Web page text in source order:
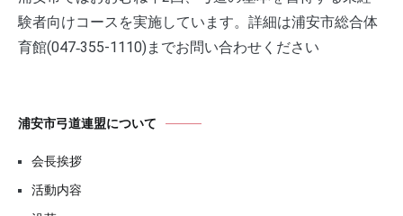
験者向けコースを実施しています。詳細は浦安市総合体
育館(047‐355-1110)までお問い合わせください
浦安市弓道連盟について
会長挨拶
活動内容